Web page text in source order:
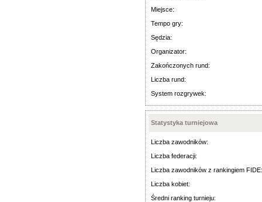
Miejsce:
Tempo gry:
Sędzia:
Organizator:
Zakończonych rund:
Liczba rund:
System rozgrywek:
Statystyka turniejowa
Liczba zawodników:
Liczba federacji:
Liczba zawodników z rankingiem FIDE:
Liczba kobiet:
Średni ranking turnieju: